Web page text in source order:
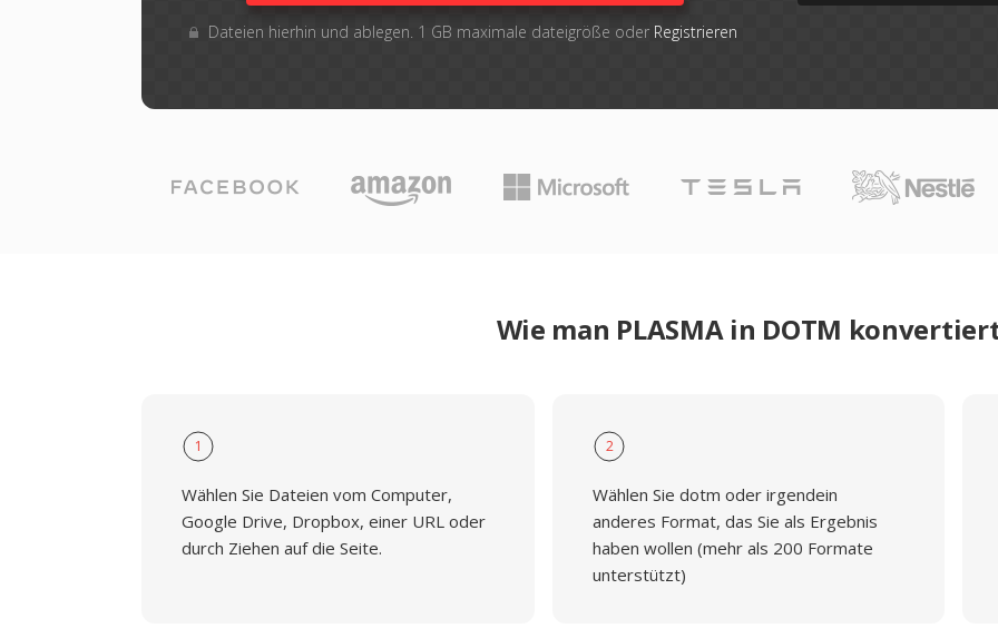
Dateien hierhin und ablegen. 1 GB maximale dateigröße oder Registrieren
Wie man PLASMA in DOTM
1
Wählen Sie Dateien vom Computer,
Google Drive, Dropbox, einer URL oder
durch Ziehen auf die Seite.
2
Wählen Sie dotm oder irgendein
anderes Format, das Sie als Ergebnis
haben wollen (mehr als 200 Formate
unterstützt)